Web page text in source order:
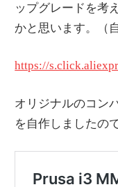
ップグレードを考
かと思います。（
https://
オリジナルのコン
を自作しましたの